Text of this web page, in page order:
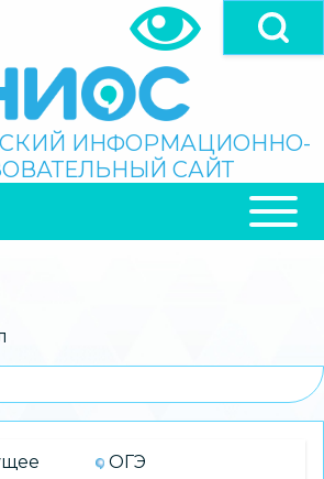
ИНФОРМАЦИОННО-
САЙТ
ОГЭ